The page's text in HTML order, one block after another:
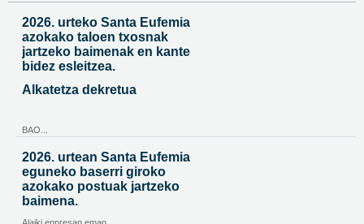
2026. urteko Santa Eufemia
azokako taloen txosnak
jartzeko baimenak en kante
bidez esleitzea.
Alkatetza dekretua
BAO...
2026. urtean Santa Eufemia
eguneko baserri giroko
azokako postuak jartzeko
baimena.